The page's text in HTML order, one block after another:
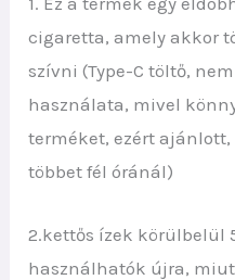
cigaretta, amely akkor
szívni (Type-C töltő,
használata, mivel
terméket, ezért ajánlott,
többet fél óránál)
2.kettős ízek körülbelül
használhatók újra,